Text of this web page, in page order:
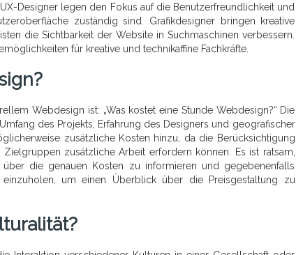
Designer legen den Fokus auf die Benutzerfreundlichkeit und
zuständig sind. Grafikdesigner bringen kreative
die Sichtbarkeit der Website in Suchmaschinen verbessern.
für kreative und technikaffine Fachkräfte.
Webdesign ist: „Was kostet eine Stunde Webdesign?“ Die
des Projekts, Erfahrung des Designers und geografischer
zusätzliche Kosten hinzu, da die Berücksichtigung
zusätzliche Arbeit erfordern können. Es ist ratsam,
die genauen Kosten zu informieren und gegebenenfalls
um einen Überblick über die Preisgestaltung zu